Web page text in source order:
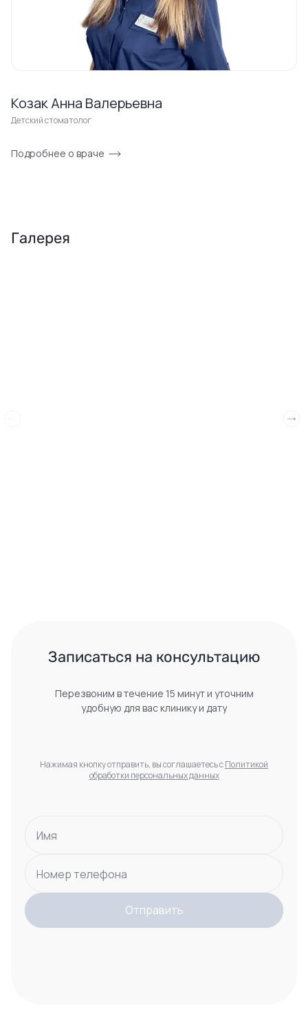
Козак Анна Валерьевна
Детский стоматолог
Подробнее о враче
Галерея
Записаться на консультацию
Перезвоним в течение 15 минут и уточним
удобную для вас клинику и дату
Нажимая кнопку отправить, вы соглашаетесь сПолитикой
обработки персональных данных
Имя
Номер телефона
Отправить